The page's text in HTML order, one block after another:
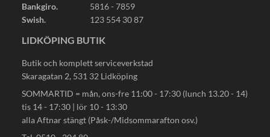
Bankgiro.
5816 - 7859
Swish.
123 554 30 87
LIDKÖPING BUTIK
Butik och komplett serviceverkstad
Skaragatan 2, 531 32 Lidköping
SOMMARTID = mån, ons-fre 11:00 - 17:30 (lunch 13.20 - 14)
tis 14 - 17:30 | lör 10 - 13:30
alla Aftnar stängt (Påsk-/Midsommarafton osv.)